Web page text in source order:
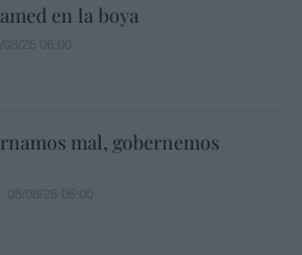
en la boya
mal, gobernemos